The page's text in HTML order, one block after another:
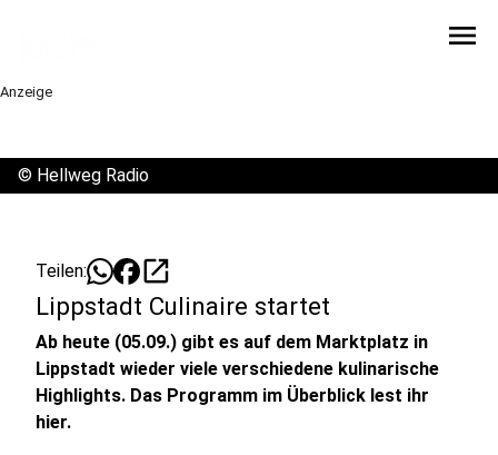
menu
Anzeige
© Hellweg Radio
Teilen: open_in_new
Lippstadt Culinaire startet
Ab heute (05.09.) gibt es auf dem Marktplatz in
Lippstadt wieder viele verschiedene kulinarische
Highlights. Das Programm im Überblick lest ihr
hier.